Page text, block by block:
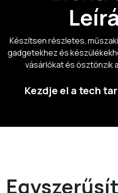
Készítsen részletes,
gadgetekhez és
vásárlókat és ösztönzik
Kezdje el a tech